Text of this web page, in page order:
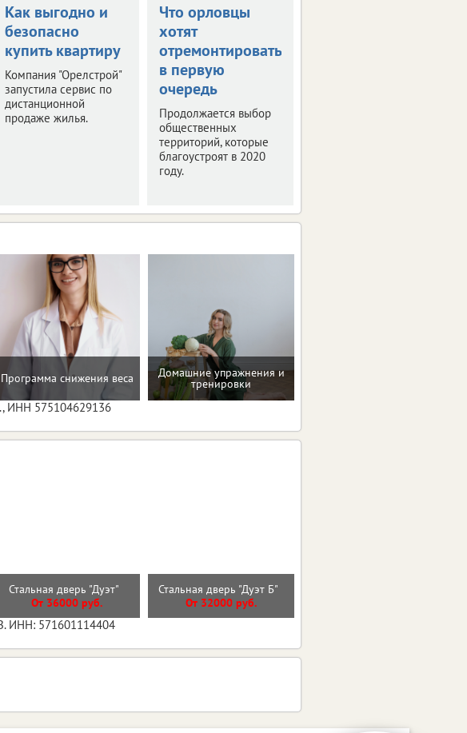
Как выгодно и
безопасно
купить квартиру
Компания "Орелстрой"
запустила сервис по
дистанционной
продаже жилья.
Что орловцы
хотят
отремонтировать
в первую
очередь
Продолжается выбор
общественных
территорий, которые
благоустроят в 2020
году.
Программа снижения веса Домашние упражнения и
тренировки
ИНН 575104629136
Стальная дверь "Дуэт"
От 36000 руб.
Стальная дверь "Дуэт Б"
От 32000 руб.
ИНН: 571601114404